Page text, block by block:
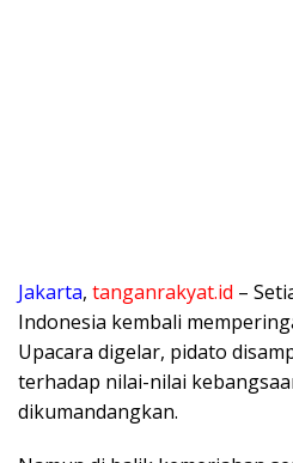
Jakarta, tanganrakyat.id –
Indonesia kembali
Upacara digelar, pidato
terhadap nilai-nilai
dikumandangkan.